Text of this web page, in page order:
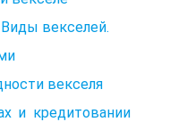
векселей.
векселя
и кредитовании